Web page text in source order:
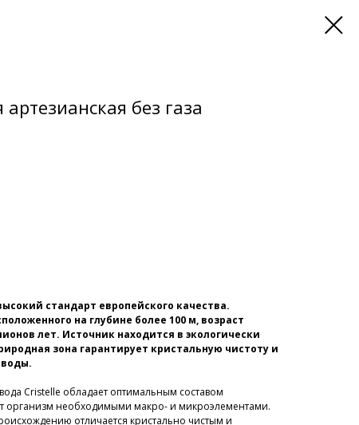
без газа
стандарт европейского качества.
на глубине более 100 м, возраст
лет. Источник находится в экологически
зона гарантирует кристальную чистоту и
Cristelle обладает оптимальным составом
организм необходимыми макро- и микроэлементами.
отличается кристально чистым и